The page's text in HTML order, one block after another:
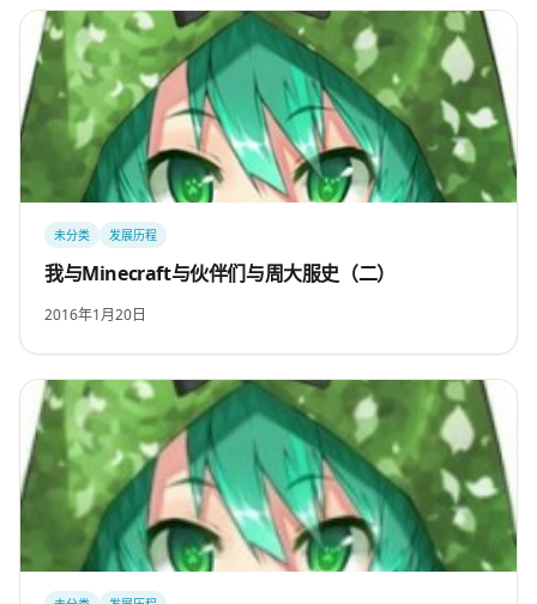
未分类 发展历程
我与Minecraft与伙伴们与周大服史（二）
2016年1月20日